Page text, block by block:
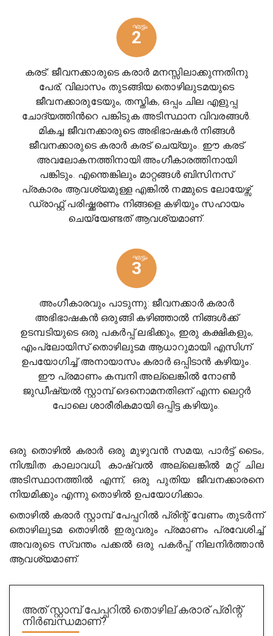
ഘട്ടം
2
കരട്: ജീവനക്കാരുടെ കരാർ മനസ്സിലാക്കുന്നതിനു
പേര്, വിലാസം തുടങ്ങിയ തൊഴിലുടമയുടെ
ജീവനക്കാരുടേയും, തസ്തിക, ഒപ്പം ചില എളുപ്പ
ചോദ്യത്തിൻറെ പങ്കിടുക അടിസ്ഥാന വിവരങ്ങൾ.
മികച്ച ജീവനക്കാരുടെ അഭിഭാഷകർ നിങ്ങൾ
ജീവനക്കാരുടെ കരാർ കരട് ചെയ്യും. ഈ കരട്
അവലോകനത്തിനായി അംഗീകാരത്തിനായി
പങ്കിടും. എന്തെങ്കിലും മാറ്റങ്ങൾ ബിസിനസ്
പ്രകാരം ആവശ്യമുള്ള എങ്കിൽ നമ്മുടെ ലോയേഴ്സ്
ഡ്രാഫ്റ്റ് പരിഷ്ക്കരണം നിങ്ങളെ കഴിയും സഹായം
ചെയ്യേണ്ടത് ആവശ്യമാണ്.
ഘട്ടം
3
അംഗീകാരവും പാടുന്നു: ജീവനക്കാർ കരാർ
അഭിഭാഷകൻ ഒരുങ്ങി കഴിഞ്ഞാൽ നിങ്ങൾക്ക്
ഉടമ്പടിയുടെ ഒരു പകർപ്പ് ലഭിക്കും, ഇരു കക്ഷികളും,
എംപ്ലോയിസ് തൊഴിലുടമ ആധാറുമായി എസിഗ്ന്
ഉപയോഗിച്ച് അനായാസം കരാർ ഒപ്പിടാൻ കഴിയും.
ഈ പ്രമാണം കമ്പനി അല്ലെങ്കിൽ നോൺ
ജുഡീഷ്യൽ സ്റ്റാമ്പ് ദെനൊമനതിഒന് എന്ന ലെറ്റർ
പോലെ ശാരീരികമായി ഒപ്പിട്ട കഴിയും.
ഒരു തൊഴിൽ കരാർ ഒരു മുഴുവൻ സമയ, പാർട്ട് ടൈം,
നിശ്ചിത കാലാവധി, കാഷ്വൽ അല്ലെങ്കിൽ മറ്റ് ചില
അടിസ്ഥാനത്തിൽ എന്ന്, ഒരു പുതിയ ജീവനക്കാരനെ
നിയമിക്കും എന്നു തൊഴിൽ ഉപയോഗിക്കാം.
തൊഴിൽ കരാർ സ്റ്റാമ്പ് പേപ്പറിൽ പ്രിന്റ് വേണം തുടർന്ന്
തൊഴിലുടമ തൊഴിൽ ഇരുവരും പ്രമാണം പ്രവേശിച്ച്
അവരുടെ സ്വന്തം പക്കൽ ഒരു പകർപ്പ് നിലനിർത്താൻ
ആവശ്യമാണ്.
അത് സ്റ്റാമ്പ് പേപ്പറിൽ തൊഴില് കരാര് പ്രിന്റ്
നിർബന്ധമാണ്?